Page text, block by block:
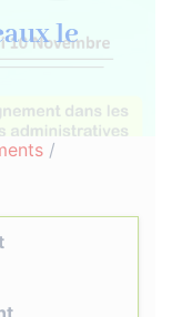
le
/